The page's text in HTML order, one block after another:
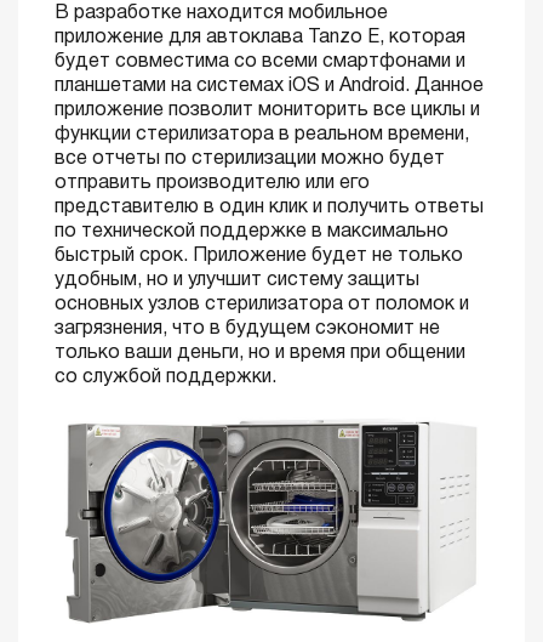
В разработке находится мобильное
приложение для автоклава Tanzo E, которая
будет совместима со всеми смартфонами и
планшетами на системах iOS и Android. Данное
приложение позволит мониторить все циклы и
функции стерилизатора в реальном времени,
все отчеты по стерилизации можно будет
отправить производителю или его
представителю в один клик и получить ответы
по технической поддержке в максимально
быстрый срок. Приложение будет не только
удобным, но и улучшит систему защиты
основных узлов стерилизатора от поломок и
загрязнения, что в будущем сэкономит не
только ваши деньги, но и время при общении
со службой поддержки.